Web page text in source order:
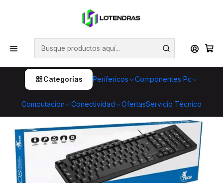
Categorías Perifericos Componentes Pc
Computacion Conectividad OfertasServicio Técnico
💥 ¡Compra HOY y retira GRATIS en tienda! 🏪🚀 Además,
aprovecha cientos de productos con Despacho Gratis 🛒📦
¡No dejes pasar esta oportunidad! 🔥
Inicio Perifericos
Teclado Xtech XTK-160S Español Multimedia USB 2.0